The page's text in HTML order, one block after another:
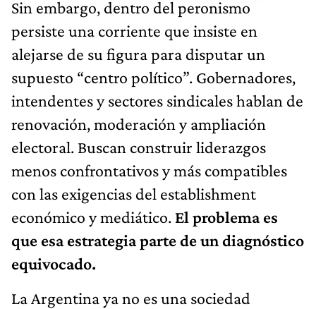
Sin embargo, dentro del peronismo
persiste una corriente que insiste en
alejarse de su figura para disputar un
supuesto “centro político”. Gobernadores,
intendentes y sectores sindicales hablan de
renovación, moderación y ampliación
electoral. Buscan construir liderazgos
menos confrontativos y más compatibles
con las exigencias del establishment
económico y mediático. El problema es
que esa estrategia parte de un diagnóstico
equivocado.
La Argentina ya no es una sociedad